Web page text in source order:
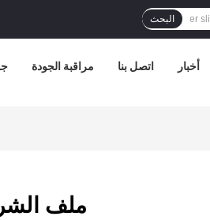
البحث
مراقبة الجودة اتصل بنا أخبار
ملف